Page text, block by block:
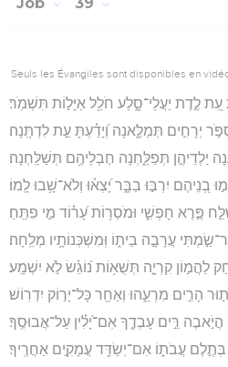
Seuls les Évangiles sont disponibles en
עֵ֭ת לֶ֣דֶת יַעֲלֵי־סָ֑לַע חֹלֵ֖ל אַיָּל֣וֹת תִּשְׁמֹֽר׃
יְרָחִ֣ים תְּמַלֶּ֑אנָה וְ֝יָדַ֗עְתָּ עֵ֣ת לִדְתָּֽנָה׃
יַלְדֵיהֶ֣ן תְּפַלַּ֑חְנָה חֶבְלֵיהֶ֥ם תְּשַׁלַּֽחְנָה׃
בְ֭נֵיהֶם יִרְבּ֣וּ בַבָּ֑ר יָ֝צְא֗וּ וְלֹא־שָׁ֥בוּ לָֽמוֹ׃
פֶּ֣רֶא חָפְשִׁ֑י וּמֹסְר֥וֹת עָ֝ר֗וֹד מִ֣י פִתֵּֽחַ׃
עֲרָבָ֣ה בֵית֑וֹ וּֽמִשְׁכְּנוֹתָ֥יו מְלֵֽחָה׃
לַהֲמ֣וֹן קִרְיָ֑ה תְּשֻׁא֥וֹת נ֝וֹגֵ֗שׂ לֹ֣א יִשְׁמָֽע׃
הָרִ֣ים מִרְעֵ֑הוּ וְאַחַ֖ר כָּל־יָר֣וֹק יִדְרֽוֹשׁ׃
הֲיֹ֣אבֶה רֵּ֣ים עָבְדֶ֑ךָ אִם־יָ֝לִ֗ין עַל־אֲבוּסֶֽךָ׃
עֲבֹת֑וֹ אִם־יְשַׂדֵּ֖ד עֲמָקִ֣ים אַחֲרֶֽיךָ׃